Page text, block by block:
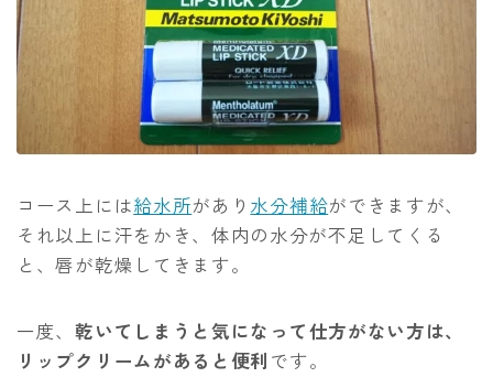
コース上には給水所があり 水分補給ができますが、
それ以上に汗をかき、体内の水分が不足してくる
と、唇が乾燥してきます。
一度、乾いてしまうと気になって仕方がない方は、
リップクリームがあると便利 です。